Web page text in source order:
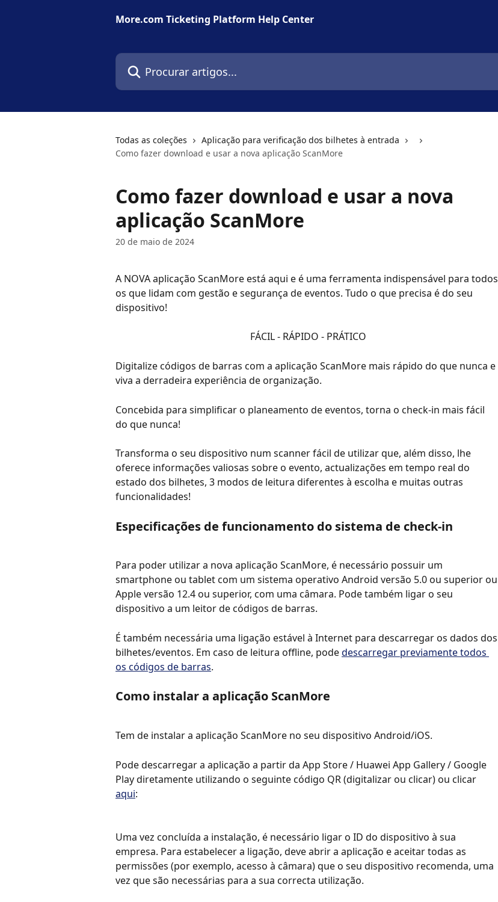
More.com Ticketing Platform Help Center
Procurar artigos...
Todas as coleções
Aplicação para verificação dos bilhetes à entrada
Como fazer download e usar a nova aplicação ScanMore
Como fazer download e usar a nova
aplicação ScanMore
20 de maio de 2024
A NOVA aplicação ScanMore está aqui e é uma ferramenta indispensável para todos
os que lidam com gestão e segurança de eventos. Tudo o que precisa é do seu
dispositivo!
FÁCIL - RÁPIDO - PRÁTICO
Digitalize códigos de barras com a aplicação ScanMore mais rápido do que nunca e
viva a derradeira experiência de organização.
Concebida para simplificar o planeamento de eventos, torna o check-in mais fácil
do que nunca!
Transforma o seu dispositivo num scanner fácil de utilizar que, além disso, lhe
oferece informações valiosas sobre o evento, actualizações em tempo real do
estado dos bilhetes, 3 modos de leitura diferentes à escolha e muitas outras
funcionalidades!
Especificações de funcionamento do sistema de check-in
Para poder utilizar a nova aplicação ScanMore, é necessário possuir um
smartphone ou tablet com um sistema operativo Android versão 5.0 ou superior ou
Apple versão 12.4 ou superior, com uma câmara. Pode também ligar o seu
dispositivo a um leitor de códigos de barras.
É também necessária uma ligação estável à Internet para descarregar os dados dos
bilhetes/eventos. Em caso de leitura offline, pode descarregar previamente todos
os códigos de barras.
Como instalar a aplicação ScanMore
Tem de instalar a aplicação ScanMore no seu dispositivo Android/iOS.
Pode descarregar a aplicação a partir da App Store / Huawei App Gallery / Google
Play diretamente utilizando o seguinte código QR (digitalizar ou clicar) ou clicar
aqui:
Uma vez concluída a instalação, é necessário ligar o ID do dispositivo à sua
empresa. Para estabelecer a ligação, deve abrir a aplicação e aceitar todas as
permissões (por exemplo, acesso à câmara) que o seu dispositivo recomenda, uma
vez que são necessárias para a sua correcta utilização.